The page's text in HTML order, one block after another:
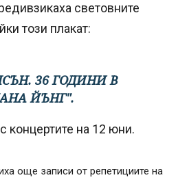
световните
този плакат:
36 ГОДИНИ В
ЙЪНГ".
концертите на 12 юни.
още записи от репетициите на